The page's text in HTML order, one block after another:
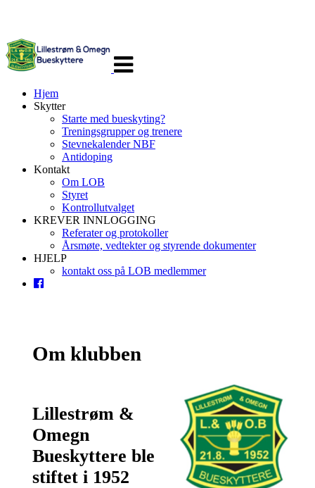
navigasjon
Hjem
Skytter
Starte med bueskyting?
Treningsgrupper og trenere
Stevnekalender NBF
Antidoping
Kontakt
Om LOB
Styret
Kontrollutvalget
KREVER INNLOGGING
Referater og protokoller
Årsmøte, vedtekter og styrende dokumenter
HJELP
kontakt oss på LOB medlemmer
Om klubben
Lillestrøm &
Omegn
Bueskyttere ble
stiftet i 1952